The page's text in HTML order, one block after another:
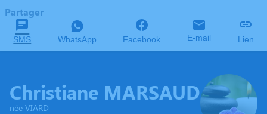
Partager
SMS WhatsApp Facebook E-mail Lien
Christiane MARSAUD
née VIARD